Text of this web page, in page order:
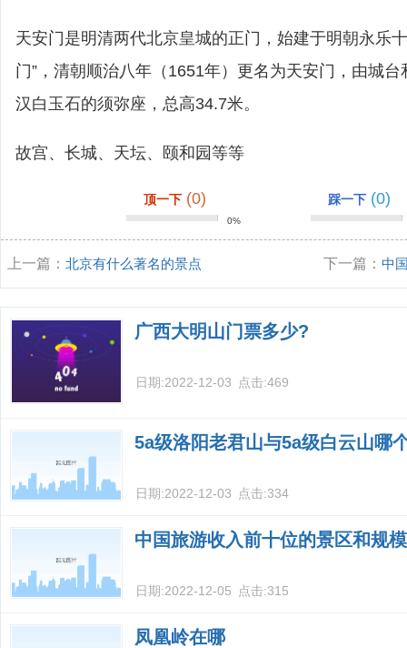
天安门是明清两代北京皇城的正门，始建于明朝永乐
门”，清朝顺治八年（1651年）更名为天安门，由城
汉白玉石的须弥座，总高34.7米。
故宫、长城、天坛、颐和园等等
顶一下 (0)
0%
踩一下 (0)
上一篇： 北京有什么著名的景点 下一篇：中
广西大明山门票多少?
日期:2022-12-03 点击:469
5a级洛阳老君山与5a级白云山哪
日期:2022-12-03 点击:334
中国旅游收入前十位的景区和规
日期:2022-12-05 点击:315
凤凰岭在哪